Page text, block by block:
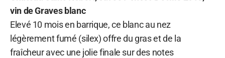
vin de Graves blanc
Elevé 10 mois en barrique, ce blanc au nez
légèrement fumé (silex) offre du gras et de la
fraîcheur avec une jolie finale sur des notes